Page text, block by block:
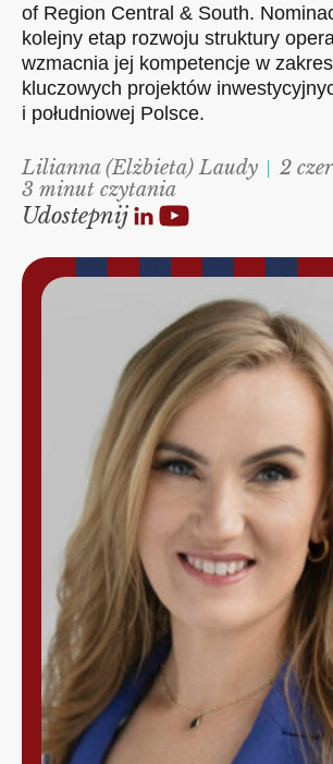
of Region Central & South.
kolejny etap rozwoju struktury
wzmacnia jej kompetencje w
kluczowych projektów
i południowej Polsce.
Lilianna (Elżbieta) Laudy
2
3 minut czytania
Udostepnij